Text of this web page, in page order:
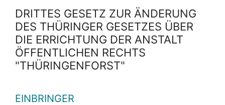
DRITTES GESETZ ZUR ÄNDERUNG
DES THÜRINGER GESETZES ÜBER
DIE ERRICHTUNG DER ANSTALT
ÖFFENTLICHEN RECHTS
"THÜRINGENFORST"
EINBRINGER